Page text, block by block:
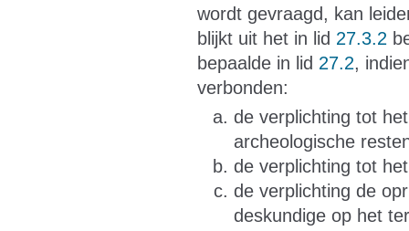
wordt gevraagd, kan
blijkt uit het in lid 27.3.2
bepaalde in lid 27.2,
verbonden:
de verplichting tot
archeologische
de verplichting tot
de verplichting de
deskundige op het